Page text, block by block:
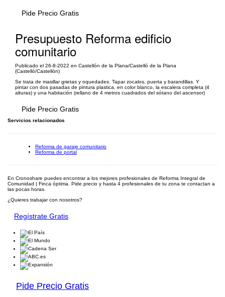
Pide Precio Gratis
Presupuesto Reforma edificio
comunitario
Publicado el 26-8-2022 en Castellón de la Plana/Castelló de la Plana
(Castelló/Castellón)
Se trata de masillar grietas y oquedades. Tapar zocalos, puerta y barandillas. Y
pintar con dos pasadas de pintura plastica, en color blanco, la escalera completa (4
alturas) y una habitación (rellano de 4 metros cuadrados del sótano del ascensor)
Pide Precio Gratis
Servicios relacionados
Reforma de garaje comunitario
Reforma de portal
En Cronoshare puedes encontrar a los mejores profesionales de Reforma Integral de
Comunidad | Finca óptima. Pide precio y hasta 4 profesionales de tu zona te contactan a
las pocas horas.
¿Quieres trabajar con nosotros?
Regístrate Gratis
Pide Precio Gratis